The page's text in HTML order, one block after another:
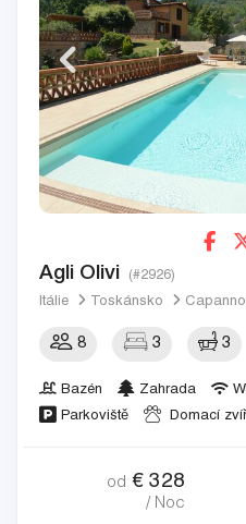
Agli Olivi (#2926)
Itálie Toskánsko
8 3 3
Bazén Zahrada
Parkoviště
Domací
od € 328
/ Noc